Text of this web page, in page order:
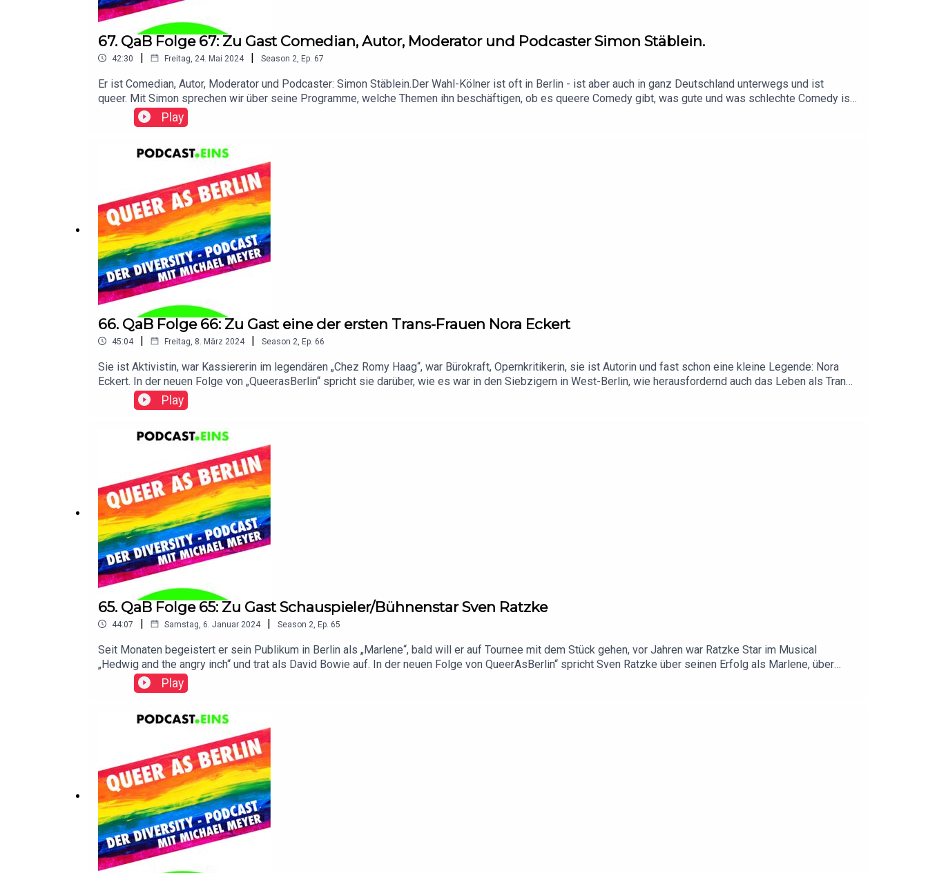
67. QaB Folge 67: Zu Gast Comedian, Autor, Moderator und Podcaster Simon Stäblein.
42:30 | Freitag, 24. Mai 2024 | Season 2 Ep. 67
Er ist Comedian, Autor, Moderator und Podcaster: Simon Stäblein.Der Wahl-Kölner ist oft in Berlin - ist aber auch in ganz Deutschland unterwegs und ist
queer. Mit Simon sprechen wir über seine Programme, welche Themen ihn beschäftigen, ob es queere Comedy gibt, was gute und was schlechte Comedy ist
und welchen Hund sich Simon zusammen mit seinem Mann anschaffen will.
Play
66. QaB Folge 66: Zu Gast eine der ersten Trans-Frauen Nora Eckert
45:04 | Freitag, 8. März 2024 | Season 2 Ep. 66
Sie ist Aktivistin, war Kassiererin im legendären „Chez Romy Haag“, war Bürokraft, Opernkritikerin, sie ist Autorin und fast schon eine kleine Legende: Nora
Eckert. In der neuen Folge von „QueerasBerlin“ spricht sie darüber, wie es war in den Siebzigern in West-Berlin, wie herausfordernd auch das Leben als Trans-
Frau, wie sie doch über all die Jahre über die Runden kam, und wie sie sich jetzt für Trans-Rechte einsetzt. Im März läuft um ZDF eine Doku über sie und zwei
weitere trans-Personen im Rahmen der Reihe „37 Grad“.
Play
65. QaB Folge 65: Zu Gast Schauspieler/Bühnenstar Sven Ratzke
44:07 | Samstag, 6. Januar 2024 | Season 2 Ep. 65
Seit Monaten begeistert er sein Publikum in Berlin als „Marlene“, bald will er auf Tournee mit dem Stück gehen, vor Jahren war Ratzke Star im Musical
„Hedwig and the angry inch“ und trat als David Bowie auf. In der neuen Folge von QueerAsBerlin“ spricht Sven Ratzke über seinen Erfolg als Marlene, über
fluide Figuren, die ihn interessieren und über die Unterschiede zwischen Deutschland und Holland.
Play